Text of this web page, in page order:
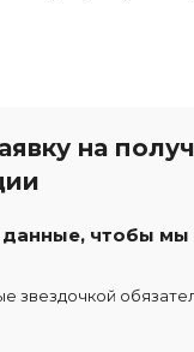
на
чтобы мы
звездочкой